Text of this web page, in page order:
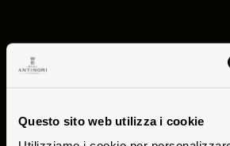
Questo sito web utilizza i cookie